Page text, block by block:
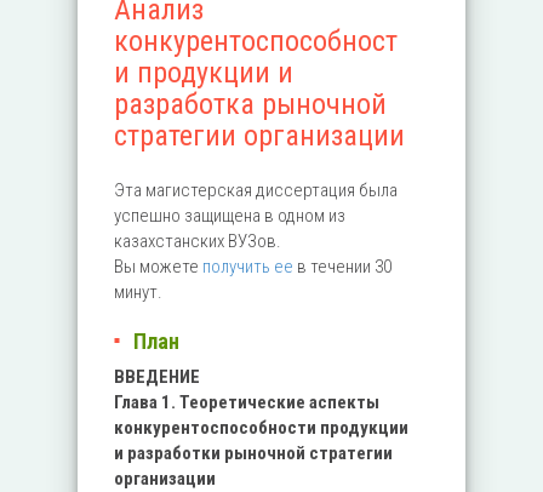
Анализ
конкурентоспособност
и продукции и
разработка рыночной
стратегии организации
Эта магистерская диссертация была
успешно защищена в одном из
казахстанских ВУЗов.
Вы можете получить ее в течении 30
минут.
План
ВВЕДЕНИЕ
Глава 1. Теоретические аспекты
конкурентоспособности продукции
и разработки рыночной стратегии
организации